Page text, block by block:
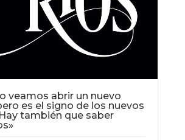
veamos abrir un nuevo
es el signo de los nuevos
también que saber